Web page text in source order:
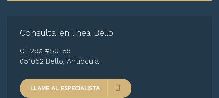
Consulta en linea Bello
Cl. 29a #50-85
051052 Bello, Antioquia
LLAME AL ESPECIALISTA